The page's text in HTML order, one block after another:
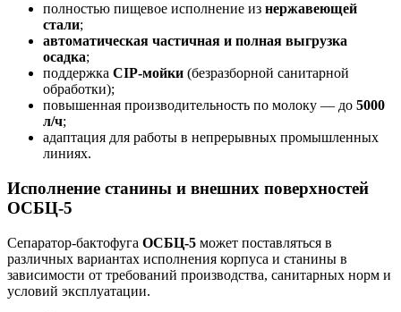
полностью пищевое исполнение из нержавеющей
стали;
автоматическая частичная и полная выгрузка
осадка;
поддержка CIP-мойки (безразборной санитарной
обработки);
повышенная производительность по молоку — до 5000
л/ч;
адаптация для работы в непрерывных промышленных
линиях.
Исполнение станины и внешних поверхностей
ОСБЦ-5
Сепаратор-бактофуга ОСБЦ-5 может поставляться в
различных вариантах исполнения корпуса и станины в
зависимости от требований производства, санитарных норм и
условий эксплуатации.